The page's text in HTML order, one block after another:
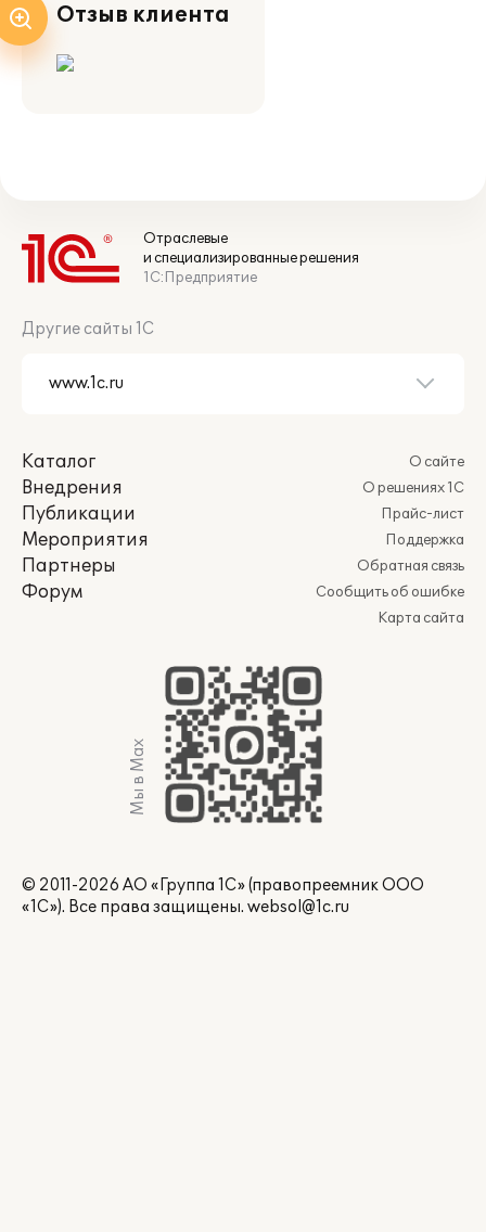
Отзыв клиента
Отраслевые
и специализированные решения
1С:Предприятие
Другие сайты 1С
Каталог
Внедрения
Публикации
Мероприятия
Партнеры
Форум
О сайте
О решениях 1С
Прайс-лист
Поддержка
Обратная связь
Сообщить об ошибке
Карта сайта
Мы в Max
© 2011-2026 АО «Группа 1С» (правопреемник ООО
«1С»). Все права защищены. websol@1c.ru